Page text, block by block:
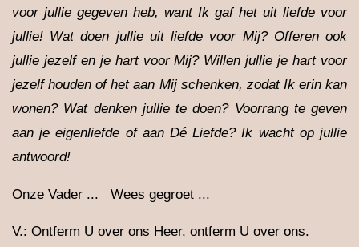
voor jullie gegeven heb, want Ik gaf het uit liefde voor
jullie! Wat doen jullie uit liefde voor Mij? Offeren ook
jullie jezelf en je hart voor Mij? Willen jullie je hart voor
jezelf houden of het aan Mij schenken, zodat Ik erin kan
wonen? Wat denken jullie te doen? Voorrang te geven
aan je eigenliefde of aan Dé Liefde? Ik wacht op jullie
antwoord!
Onze Vader ... Wees gegroet ...
V.: Ontferm U over ons Heer, ontferm U over ons.